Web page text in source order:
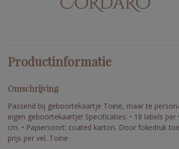
Productinformatie
Omschrijving
Passend bij geboortekaartje Toine, maar te
eigen geboortekaartje! Specificaties: • 18 labels per
cm. • Papiersoort: coated karton. Door foliedruk
prijs per vel. Toine